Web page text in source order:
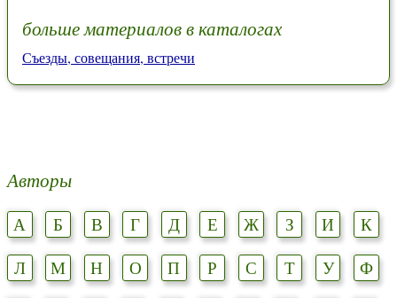
больше материалов в каталогах
Съезды, совещания, встречи
Авторы
А Б В Г Д Е Ж З И
К
Л
М Н О П Р С Т У
Ф